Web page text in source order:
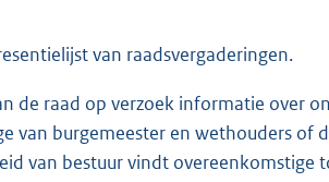
van raadsvergaderingen.
de raad op verzoek informatie over
van burgemeester en wethouders of
van bestuur vindt overeenkomstige